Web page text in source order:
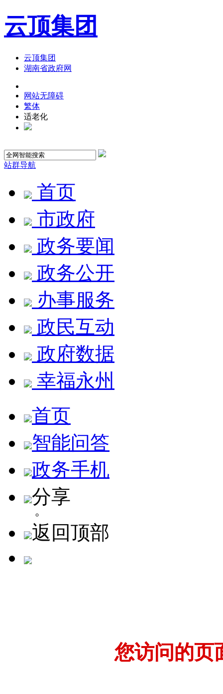
云顶集团
云顶集团
湖南省政府网
网站无障碍
繁体
适老化
站群导航
首页
市政府
政务要闻
政务公开
办事服务
政民互动
政府数据
幸福永州
首页
智能问答
政务手机
分享
返回顶部
您访问的页